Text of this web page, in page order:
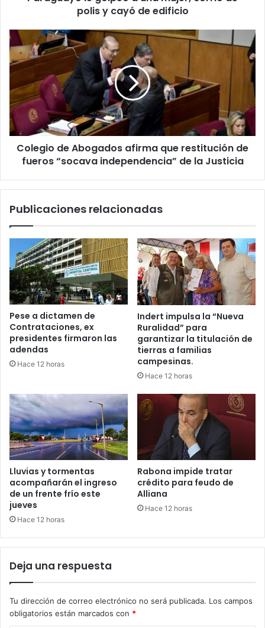
polis y cayó de edificio
Colegio de Abogados afirma que restitución de
fueros “socava independencia” de la Justicia
Publicaciones relacionadas
Pese a dictamen de
Contrataciones, ex
presidentes firmaron las
adendas
Hace 12 horas
Indert impulsa la “Nueva
Ruralidad” para
garantizar la titulación de
tierras a familias
campesinas.
Hace 12 horas
Lluvias y tormentas
acompañarán el ingreso
de un frente frío este
jueves
Hace 12 horas
Rabona impide tratar
crédito para feudo de
Alliana
Hace 12 horas
Deja una respuesta
Tu dirección de correo electrónico no será publicada. Los campos
obligatorios están marcados con *